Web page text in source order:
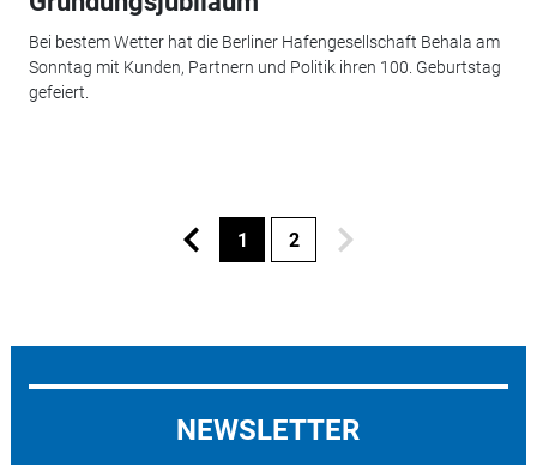
Bei bestem Wetter hat die Berliner Hafengesellschaft Behala am
Sonntag mit Kunden, Partnern und Politik ihren 100. Geburtstag
gefeiert.
1 2
NEWSLETTER